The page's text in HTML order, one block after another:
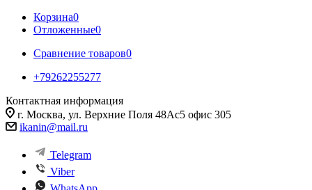
Корзина0
Отложенные0
Сравнение товаров0
+79262255277
Контактная информация
г. Москва, ул. Верхние Поля 48Ас5 офис 305
ikanin@mail.ru
Telegram
Viber